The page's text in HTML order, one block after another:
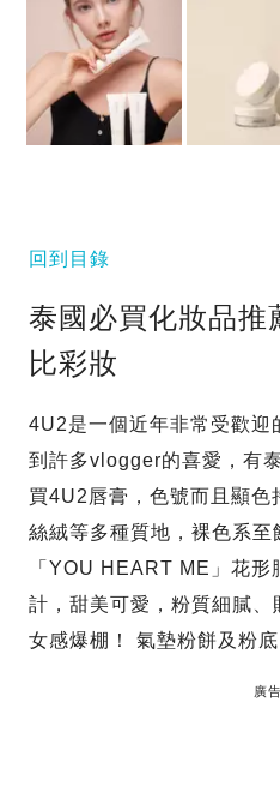
回到目錄
泰國必買化妝品推
比彩妝
4U2是一個近年非常受歡迎
到許多vlogger的喜愛，有
買4U2唇膏，色號而且顯色
絲絨等多種質地，裸色系
「YOU HEART ME」花
計，甜美可愛，粉質細膩
女感爆棚！ 氣墊粉餅及粉
廣告